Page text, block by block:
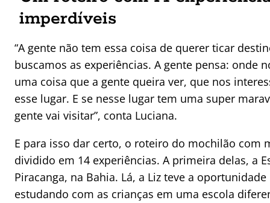
imperdíveis
“A gente não tem essa coisa de querer ticar
buscamos as experiências. A gente pensa: onde
uma coisa que a gente queira ver, que nos
esse lugar. E se nesse lugar tem uma super
gente vai visitar”, conta Luciana.
E para isso dar certo, o roteiro do mochilão com
dividido em 14 experiências. A primeira delas, a
Piracanga, na Bahia. Lá, a Liz teve a
estudando com as crianças em uma escola